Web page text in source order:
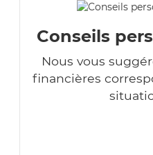
Conseils
Nous vous
financières